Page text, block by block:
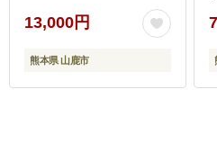
13,000円
熊本県 山鹿市